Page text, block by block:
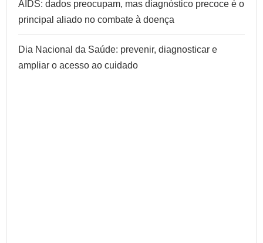
AIDS: dados preocupam, mas diagnóstico precoce é o
principal aliado no combate à doença
Dia Nacional da Saúde: prevenir, diagnosticar e
ampliar o acesso ao cuidado